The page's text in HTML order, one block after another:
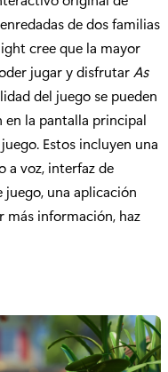
de dos familias
cree que la mayor
jugar y disfrutar As
del juego se pueden
la pantalla principal
Estos incluyen una
a voz, interfaz de
juego, una aplicación
más información, haz